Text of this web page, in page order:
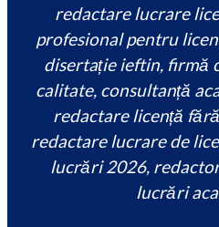
redactare lucrare
profesional pentru
disertație ieftin, firmă
calitate, consultanță
redactare licență
redactare lucrare de
lucrări 2026,
lucrări